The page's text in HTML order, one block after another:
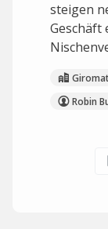
steigen
Geschäft
Robin